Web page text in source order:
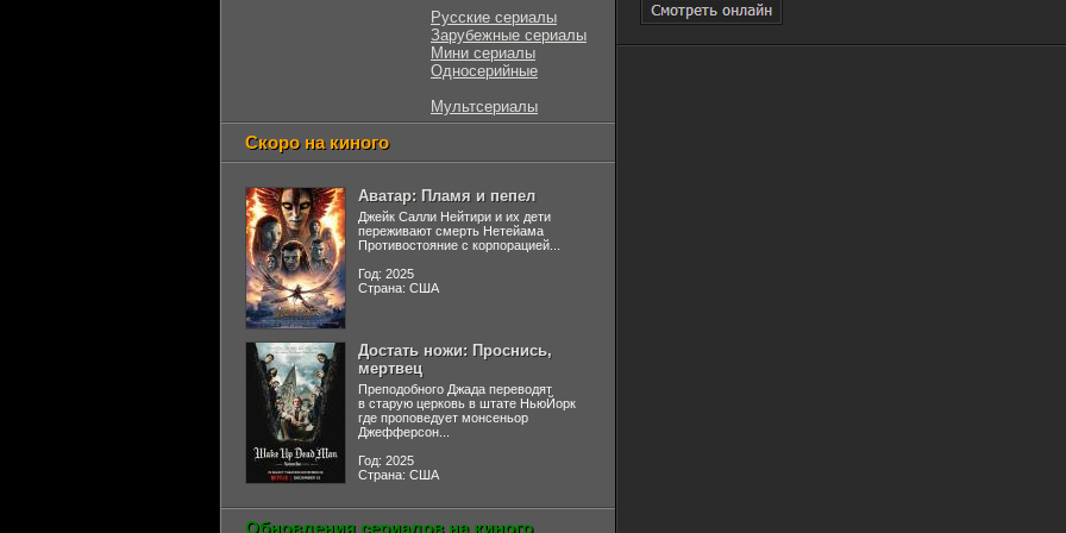
Русские сериалы
Зарубежные сериалы
Мини сериалы
Односерийные
Мультсериалы
Скоро на киного
Аватар: Пламя и пепел
Джейк Салли Нейтири и их дети
переживают смерть Нетейама
Противостояние с корпорацией...
Год: 2025
Страна: США
Достать ножи: Проснись,
мертвец
Преподобного Джада переводят
в старую церковь в штате НьюЙорк
где проповедует монсеньор
Джефферсон...
Год: 2025
Страна: США
Обновления сериалов на киного